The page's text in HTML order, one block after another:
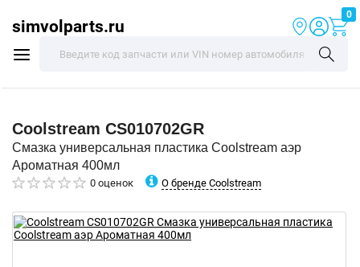
simvolparts.ru
0
Coolstream CS010702GR
Смазка универсальная пластика Coolstream аэр
Ароматная 400мл
0 оценок О бренде Coolstream